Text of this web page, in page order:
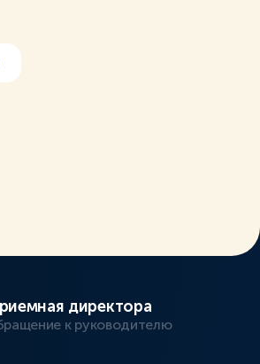
директора
к руководителю